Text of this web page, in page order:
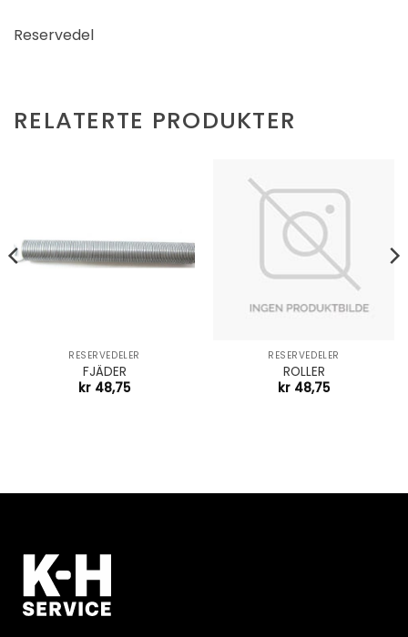
Reservedel
RELATERTE PRODUKTER
RESERVEDELER
FJÄDER
kr 48,75
RESERVEDELER
ROLLER
kr 48,75